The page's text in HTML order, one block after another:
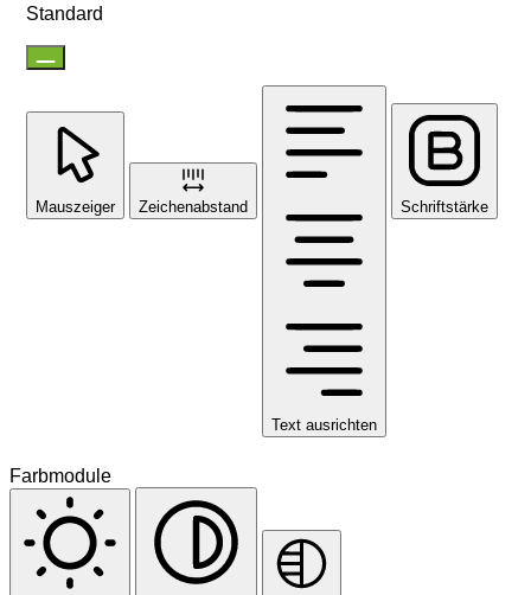
Standard
Mauszeiger Zeichenabstand
Text ausrichten
Schriftstärke
Farbmodule